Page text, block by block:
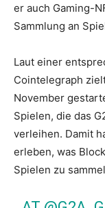
er auch Gaming-
Sammlung an
Laut einer
Cointelegraph
November
Spielen, die das
verleihen. Damit
erleben, was
Spielen zu